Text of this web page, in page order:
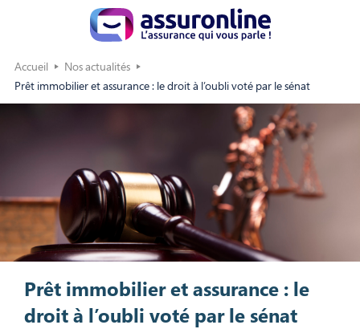
Accueil
Nos actualités
Prêt immobilier et assurance : le droit à l’oubli voté par le sénat
Prêt immobilier et assurance : le
droit à l’oubli voté par le sénat